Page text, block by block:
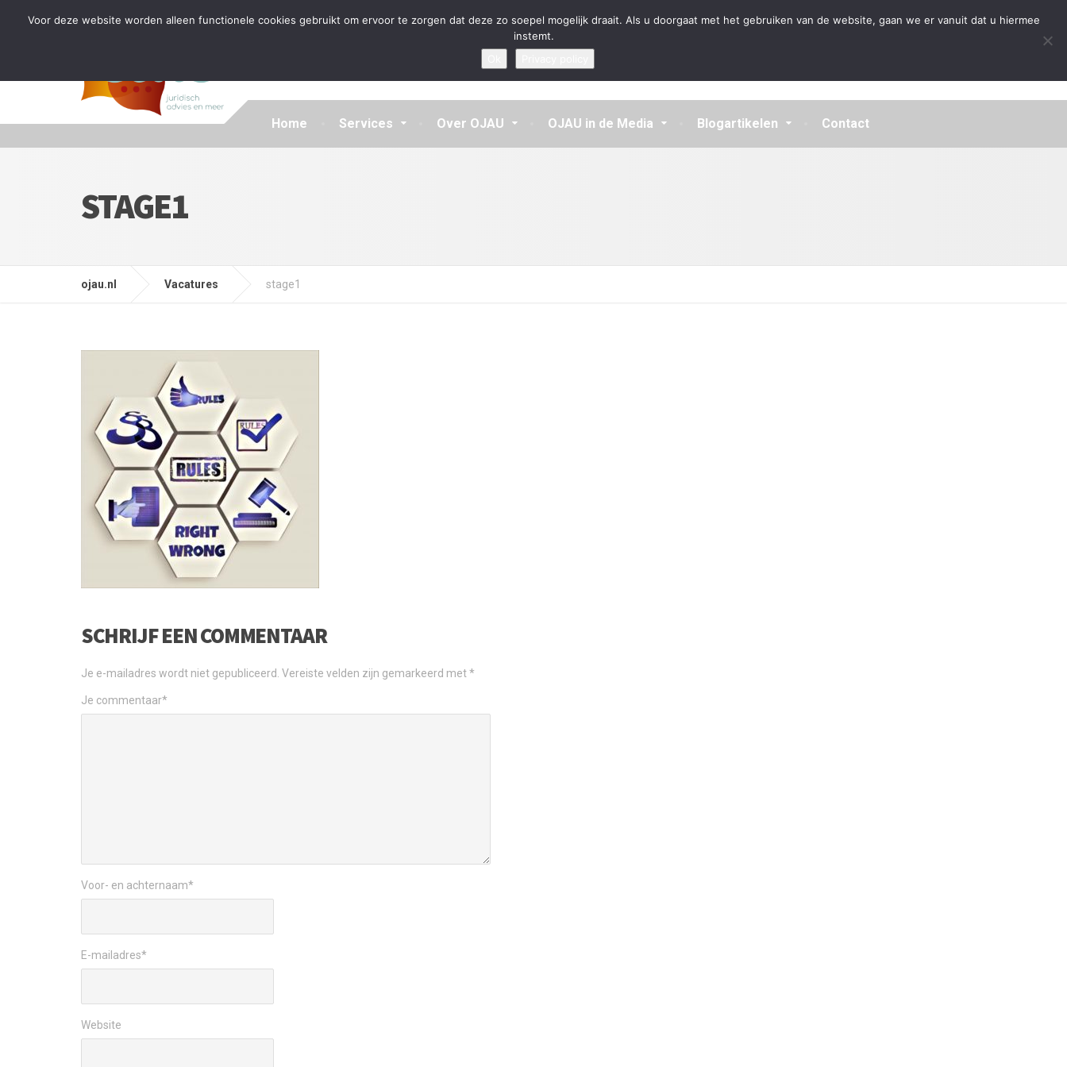
Tijdelijke stop: wegens drukte kan ik beperkt nieuwe zaken aannemen en vragen beantwoorden Algemene Voorwaarden Disclaimer Privacybeleid
Home Services Over OJAU OJAU in de Media Blogartikelen Contact
STAGE1
ojau.nl Vacatures stage1
SCHRIJF EEN COMMENTAAR
Je e-mailadres wordt niet gepubliceerd. Vereiste velden zijn gemarkeerd met*
Je commentaar*
Voor- en achternaam*
E-mailadres*
Website
Voor deze website worden alleen functionele cookies gebruikt om ervoor te zorgen dat deze zo soepel mogelijk draait. Als u doorgaat met het gebruiken van de website, gaan we er vanuit dat u hiermee
instemt.